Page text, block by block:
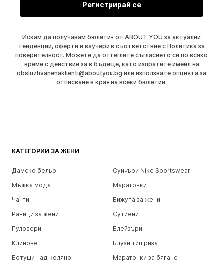
Регистрирай се
Искам да получавам бюлетин от ABOUT YOU за актуални
тенденции, оферти и ваучери в съответствие с Политика за
поверителност. Можете да оттеглите съгласието си по всяко
време с действие за в бъдеще, като изпратите имейл на
obsluzhvanenaklienti@aboutyou.bg или използвате опцията за
отписване в края на всеки бюлетин.
КАТЕГОРИИ ЗА ЖЕНИ
Дамско бельо
Суичъри Nike Sportswear
Мъжка мода
Маратонки
Чанти
Бижута за жени
Раници за жени
Сутиени
Пуловери
Блейзъри
Клинове
Блузи тип риза
Ботуши над коляно
Маратонки за бягане